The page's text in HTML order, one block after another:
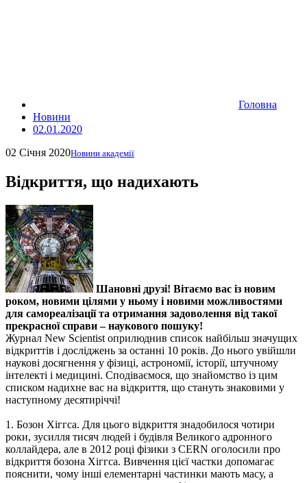
Головна
Новини
02.01.2020
02 Січня 2020Новини академії
Відкриття, що надихають
Шановні друзі! Вітаємо вас із новим
роком, новими цілями у ньому і новими можливостями
для самореалізації та отримання задоволення від такої
прекрасної справи – наукового пошуку!
Журнал New Scientist оприлюднив список найбільш значущих
відкриттів і досліджень за останні 10 років. До нього увійшли
наукові досягнення у фізиці, астрономії, історії, штучному
інтелекті і медицині. Сподіваємося, що знайомство із цим
списком надихне вас на відкриття, що стануть знаковими у
наступному десятиріччі!
1. Бозон Хіггса. Для цього відкриття знадобилося чотири
роки, зусилля тисяч людей і будівля Великого адронного
коллайдера, але в 2012 році фізики з CERN оголосили про
відкриття бозона Хіггса. Вивчення цієї частки допомагає
пояснити, чому інші елементарні частинки мають масу, а